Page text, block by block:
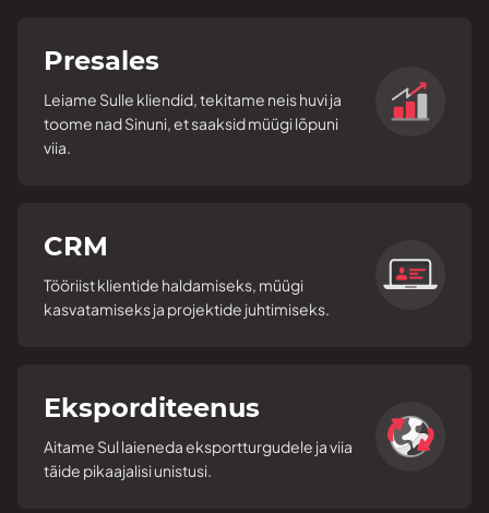
Presales
Leiame Sulle kliendid, tekitame neis huvi ja
toome nad Sinuni, et saaksid müügi lõpuni
viia.
CRM
Tööriist klientide haldamiseks, müügi
kasvatamiseks ja projektide juhtimiseks.
Eksporditeenus
Aitame Sul laieneda eksportturgudele ja viia
täide pikaajalisi unistusi.